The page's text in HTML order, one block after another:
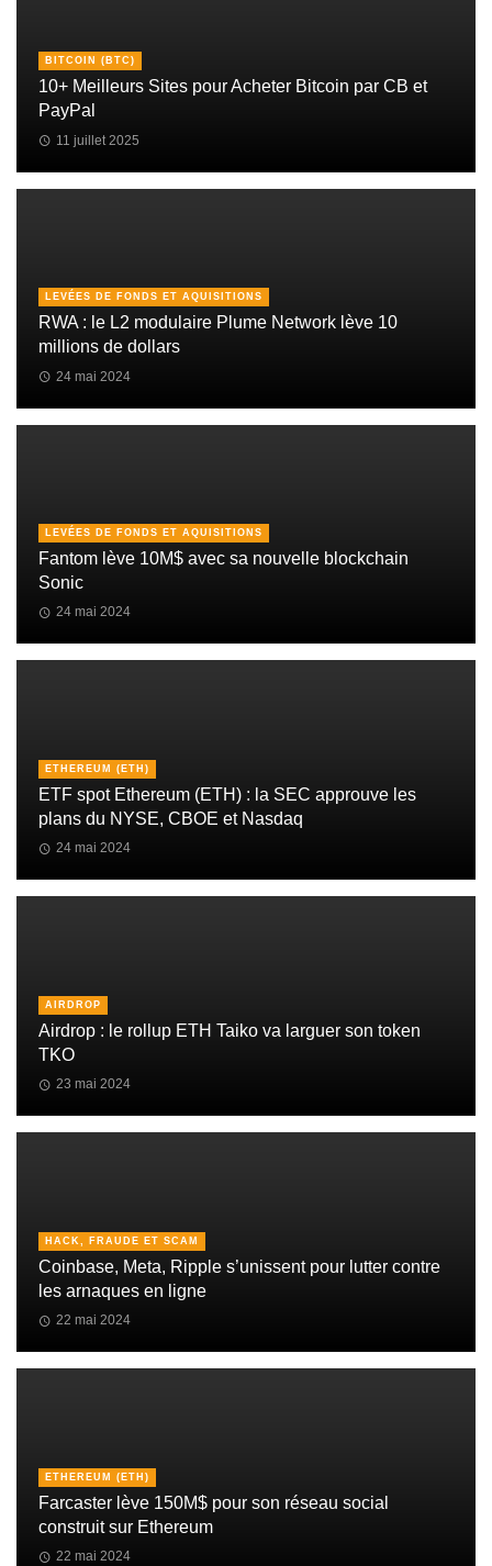
BITCOIN (BTC)
10+ Meilleurs Sites pour Acheter Bitcoin par CB et
PayPal
11 juillet 2025
LEVÉES DE FONDS ET AQUISITIONS
RWA : le L2 modulaire Plume Network lève 10
millions de dollars
24 mai 2024
LEVÉES DE FONDS ET AQUISITIONS
Fantom lève 10M$ avec sa nouvelle blockchain
Sonic
24 mai 2024
ETHEREUM (ETH)
ETF spot Ethereum (ETH) : la SEC approuve les
plans du NYSE, CBOE et Nasdaq
24 mai 2024
AIRDROP
Airdrop : le rollup ETH Taiko va larguer son token
TKO
23 mai 2024
HACK, FRAUDE ET SCAM
Coinbase, Meta, Ripple s’unissent pour lutter contre
les arnaques en ligne
22 mai 2024
ETHEREUM (ETH)
Farcaster lève 150M$ pour son réseau social
construit sur Ethereum
22 mai 2024